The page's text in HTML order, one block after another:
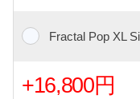
Fractal Pop XL
+16,800円